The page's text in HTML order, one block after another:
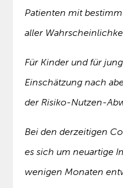
Patienten mit
aller
Für Kinder und für
Einschätzung nach
der Risiko-Nutzen-
Bei den derzeitigen
es sich um neuartige
wenigen Monaten